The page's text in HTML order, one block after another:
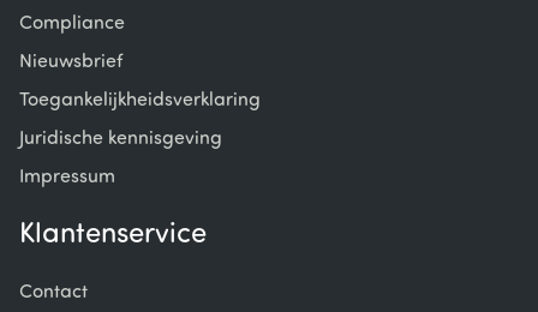
Compliance
Nieuwsbrief
Toegankelijkheidsverklaring
Juridische kennisgeving
Impressum
Klantenservice
Contact